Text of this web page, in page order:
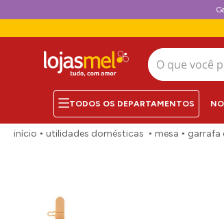
O que você
utilidades domésticas mesa garrafa